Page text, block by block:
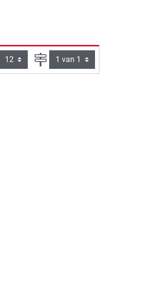
Artikelen per pagina:
Pagina